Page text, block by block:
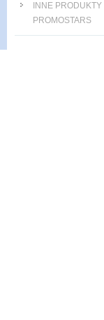
INNE PRODUKTY
PROMOSTARS